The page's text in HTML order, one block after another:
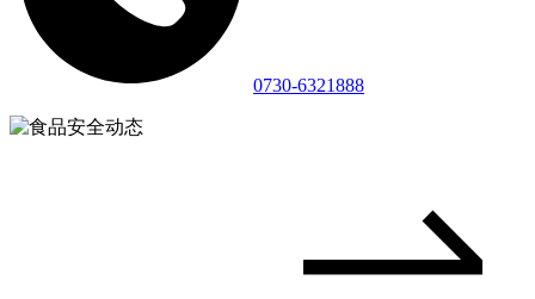
0730-6321888